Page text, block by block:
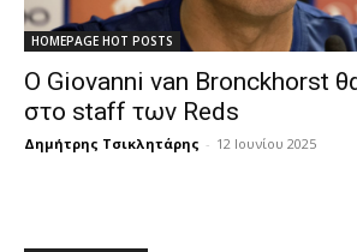
HOMEPAGE HOT POSTS
Ο Giovanni van Bronckhorst
στο staff των Reds
Δημήτρης Τσικλητάρης - 12 Ιουνίου 2025